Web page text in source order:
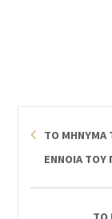
ΤΟ ΜΗΝΥΜΑ
ΕΝΝΟΙΑ ΤΟΥ